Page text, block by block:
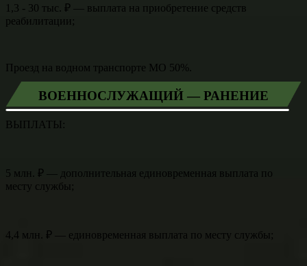
1,3 - 30 тыс. ₽ — выплата на приобретение средств
реабилитации;
Проезд на водном транспорте МО 50%.
ВОЕННОСЛУЖАЩИЙ — РАНЕНИЕ
ВЫПЛАТЫ:
5 млн. ₽ — дополнительная единовременная выплата по
месту службы;
4,4 млн. ₽ — единовременная выплата по месту службы;